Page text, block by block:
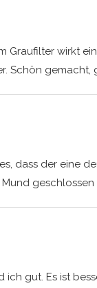
Graufilter wirkt
Schön gemacht,
dass der eine
geschlossen
ich gut. Es ist